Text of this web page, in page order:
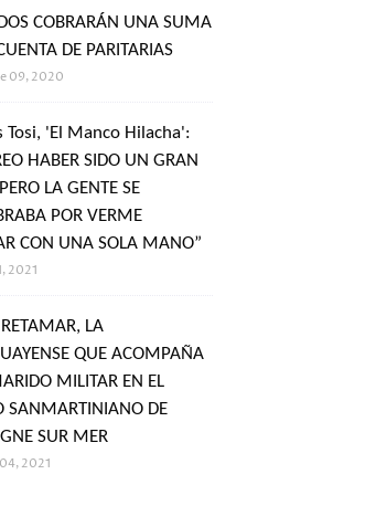
COBRARÁN UNA SUMA
DE PARITARIAS
09, 2020
Tosi, 'El Manco Hilacha':
HABER SIDO UN GRAN
LA GENTE SE
POR VERME
CON UNA SOLA MANO”
2021
LA
QUE ACOMPAÑA
MILITAR EN EL
SANMARTINIANO DE
SUR MER
2021